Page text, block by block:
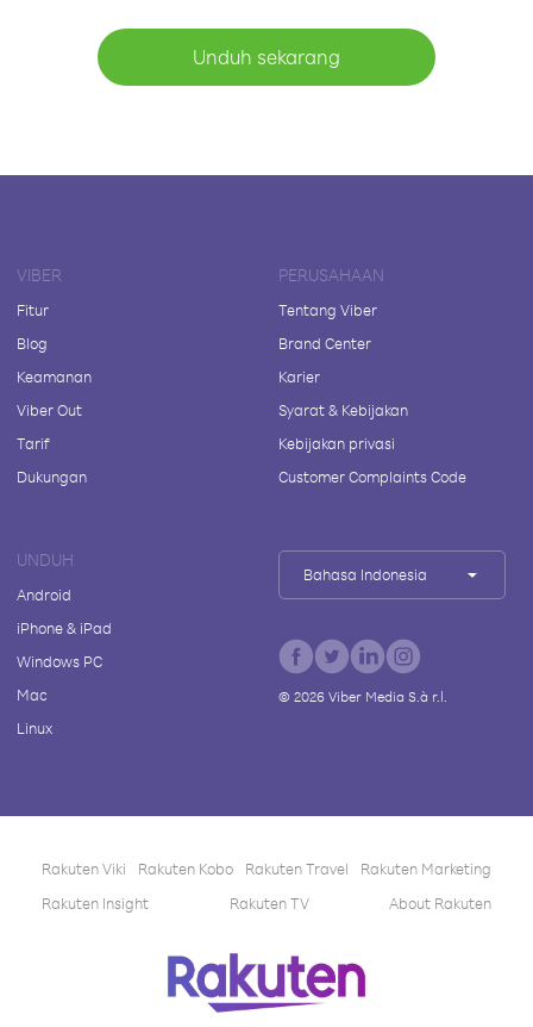
Unduh sekarang
VIBER
Fitur
Blog
Keamanan
Viber Out
Tarif
Dukungan
PERUSAHAAN
Tentang Viber
Brand Center
Karier
Syarat & Kebijakan
Kebijakan privasi
Customer Complaints Code
UNDUH
Android
iPhone & iPad
Windows PC
Mac
Linux
Bahasa Indonesia
© 2026Viber Media S.à r.l.
Rakuten Viki Rakuten Kobo Rakuten Travel
Rakuten Marketing
Rakuten Insight
Rakuten TV About Rakuten